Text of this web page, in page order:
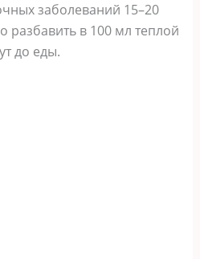
заболеваний 15–20
разбавить в 100 мл теплой
до еды.